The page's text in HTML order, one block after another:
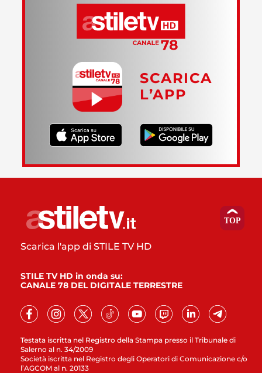
SCARICA
L’APP
Testata iscritta nel Registro della Stampa presso il Tribunale di
Salerno al n. 34/2009
Società iscritta nel Registro degli Operatori di Comunicazione c/o
l’AGCOM al n. 20133
Scarica l'app di STILE TV HD
STILE TV HD in onda su:
CANALE 78 DEL DIGITALE TERRESTRE